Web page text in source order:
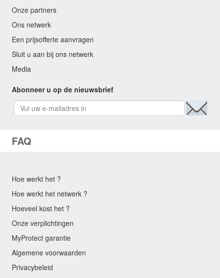
Onze partners
Ons netwerk
Een prijsofferte aanvragen
Sluit u aan bij ons netwerk
Media
Abonneer u op de nieuwsbrief
FAQ
Hoe werkt het ?
Hoe werkt het netwerk ?
Hoeveel kost het ?
Onze verplichtingen
MyProtect garantie
Algemene voorwaarden
Privacybeleid